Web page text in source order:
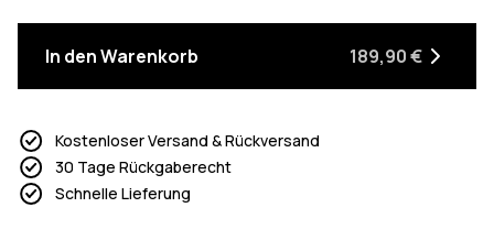
In den Warenkorb 189,90 €
Kostenloser Versand & Rückversand
30 Tage Rückgaberecht
Schnelle Lieferung